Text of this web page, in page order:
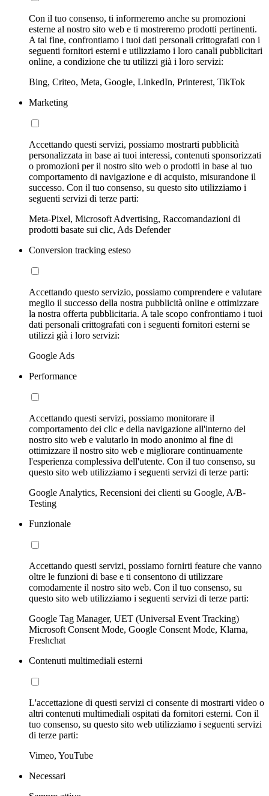
Con il tuo consenso, ti informeremo anche su promozioni
esterne al nostro sito web e ti mostreremo prodotti pertinenti.
A tal fine, confrontiamo i tuoi dati personali crittografati con i
seguenti fornitori esterni e utilizziamo i loro canali pubblicitari
online, a condizione che tu utilizzi già i loro servizi:
Bing, Criteo, Meta, Google, LinkedIn, Printerest, TikTok
Marketing
Accettando questi servizi, possiamo mostrarti pubblicità
personalizzata in base ai tuoi interessi, contenuti sponsorizzati
o promozioni per il nostro sito web o prodotti in base al tuo
comportamento di navigazione e di acquisto, misurandone il
successo. Con il tuo consenso, su questo sito utilizziamo i
seguenti servizi di terze parti:
Meta-Pixel, Microsoft Advertising, Raccomandazioni di
prodotti basate sui clic, Ads Defender
Conversion tracking esteso
Accettando questo servizio, possiamo comprendere e valutare
meglio il successo della nostra pubblicità online e ottimizzare
la nostra offerta pubblicitaria. A tale scopo confrontiamo i tuoi
dati personali crittografati con i seguenti fornitori esterni se
utilizzi già i loro servizi:
Google Ads
Performance
Accettando questi servizi, possiamo monitorare il
comportamento dei clic e della navigazione all'interno del
nostro sito web e valutarlo in modo anonimo al fine di
ottimizzare il nostro sito web e migliorare continuamente
l'esperienza complessiva dell'utente. Con il tuo consenso, su
questo sito web utilizziamo i seguenti servizi di terze parti:
Google Analytics, Recensioni dei clienti su Google, A/B-
Testing
Funzionale
Accettando questi servizi, possiamo fornirti feature che vanno
oltre le funzioni di base e ti consentono di utilizzare
comodamente il nostro sito web. Con il tuo consenso, su
questo sito web utilizziamo i seguenti servizi di terze parti:
Google Tag Manager, UET (Universal Event Tracking)
Microsoft Consent Mode, Google Consent Mode, Klarna,
Freshchat
Contenuti multimediali esterni
L'accettazione di questi servizi ci consente di mostrarti video o
altri contenuti multimediali ospitati da fornitori esterni. Con il
tuo consenso, su questo sito web utilizziamo i seguenti servizi
di terze parti:
Vimeo, YouTube
Necessari